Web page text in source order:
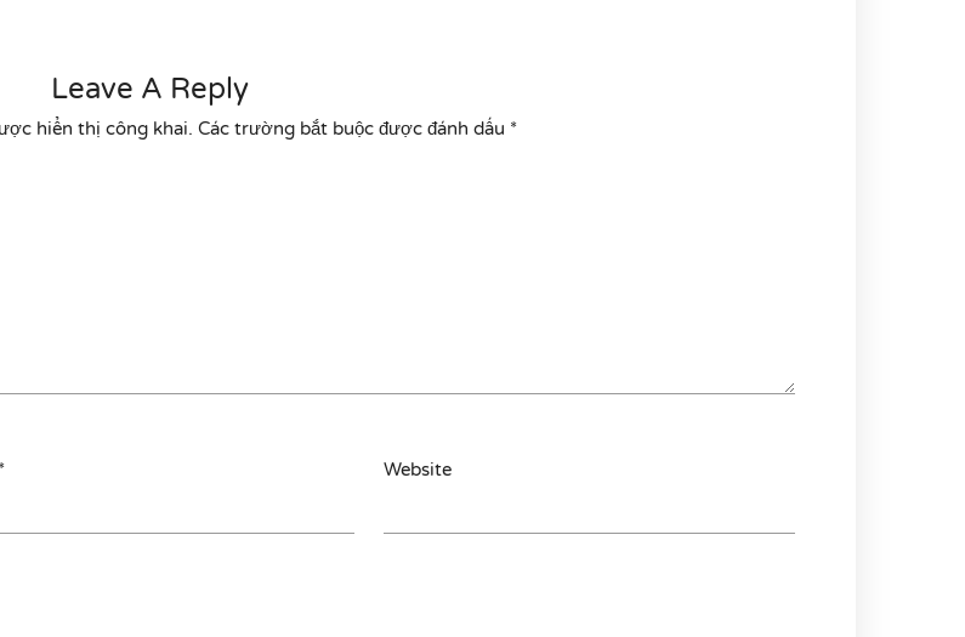
Leave A Reply
hiển thị công khai. Các trường bắt buộc được đánh dấu *
* Website